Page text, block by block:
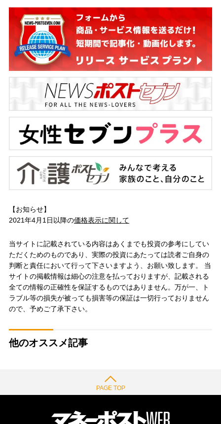
【お知らせ】
2021年4月1日以降の価格表示に関して
当サイトに記載されている内容はあくまでも投資の参考にしてい
ただくためのものであり、実際の投資にあたっては読者ご自身の
判断と責任において行って下さいますよう、お願い致します。 当
サイトの掲載情報は細心の注意を払っておりますが、記載される
全ての情報の正確性を保証するものではありません。万が一、ト
ラブル等の損失が被っても損害等の保証は一切行っておりません
ので、予めご了承下さい。
他のオススメ記事
PAGE TOP